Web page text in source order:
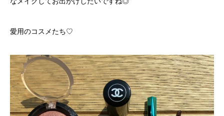
愛用のコスメたち♡